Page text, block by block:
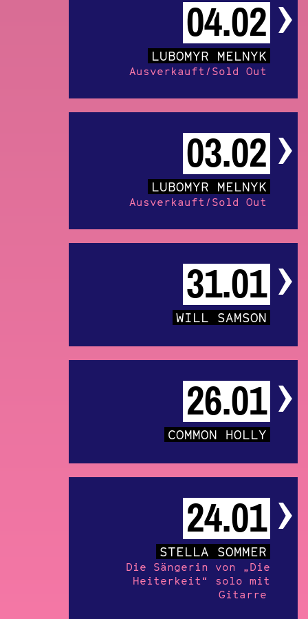
04.02
LUBOMYR MELNYK
Ausverkauft/Sold Out
03.02
LUBOMYR MELNYK
Ausverkauft/Sold Out
31.01
WILL SAMSON
26.01
COMMON HOLLY
24.01
STELLA SOMMER
Die Sängerin von „Die
Heiterkeit“ solo mit
Gitarre